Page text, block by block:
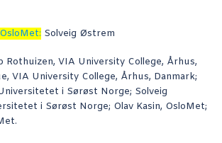
Solveig Østrem
Rothuizen, VIA University College, Århus,
VIA University College, Århus, Danmark;
i Sørøst Norge; Solveig
i Sørøst Norge; Olav Kasin, OsloMet;